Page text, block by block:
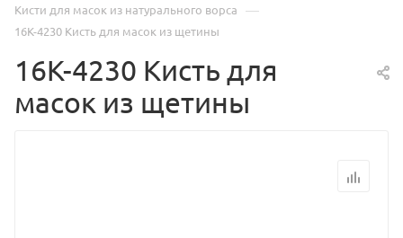
Кисти для масок из натурального ворса —
16К-4230 Кисть для масок из щетины
16К-4230 Кисть для
масок из щетины